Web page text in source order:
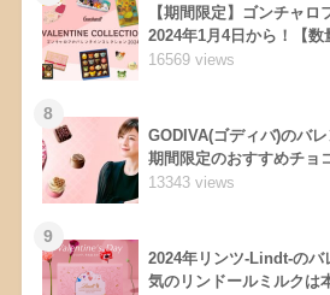
【期間限定】ゴンチャ
2024年1月4日から！【数
16569 views
8
GODIVA(ゴディバ)のバ
期間限定のおすすめチョ
13343 views
9
2024年リンツ-Lindt-の
気のリンドールミルクは